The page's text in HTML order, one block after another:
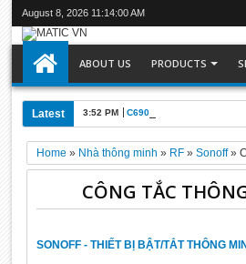
August 8, 2026 11:14:00 AM
ABOUT US PRODUCTS
Latest 3:52 PM C6905-0010 : Máy tính
Home » Nhà thông minh » RF» Sonoff»
CÔNG TẮC
SONOFF - THIẾT BỊ BẬT/TẮT THÔNG